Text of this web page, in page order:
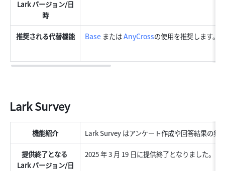
Lark バージョン/日
時
推奨される代替機能 Base または AnyCrossの使用を推奨します。
Lark Survey
機能紹介 Lark Survey はアンケート作成や回答結果の集
提供終了となる
Lark バージョン/日
2025 年 3 月 19 日に提供終了となりました。